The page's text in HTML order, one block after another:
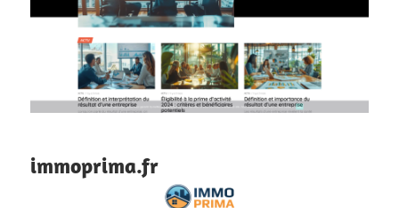
immoprima.fr